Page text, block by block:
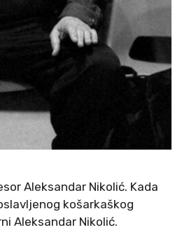
Aleksandar Nikolić. Kada
košarkaškog
Aleksandar Nikolić.